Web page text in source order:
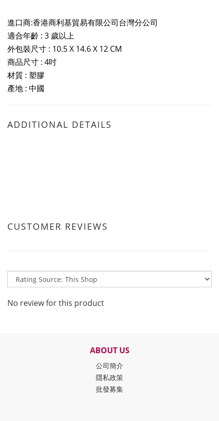
進口商:香港商利基貿易有限公司台灣分公司
適合年齡 : 3 歲以上
外包裝尺寸 : 10.5 X 14.6 X 12 CM
商品尺寸 : 4吋
材質 : 塑膠
產地 : 中國
ADDITIONAL DETAILS
CUSTOMER REVIEWS
No review for this product
ABOUT US
公司簡介
隱私政策
批發募集